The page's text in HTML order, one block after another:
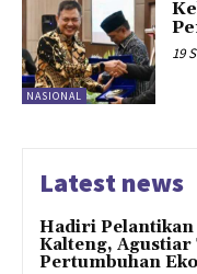
NASIONAL
19
Latest news
Hadiri Pelantikan
Kalteng, Agustiar
Pertumbuhan